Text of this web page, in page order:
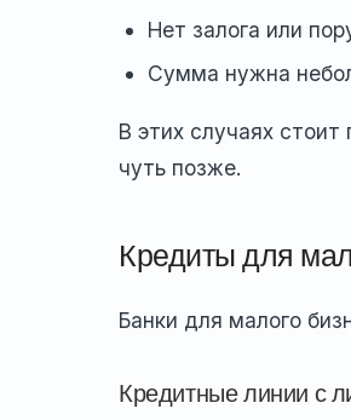
Нет залога или
Сумма нужна
В этих случаях
чуть позже.
Кредиты для
Банки для малого
Кредитные линии с